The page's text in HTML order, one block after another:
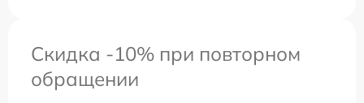
Скидка -10% при повторном
обращении